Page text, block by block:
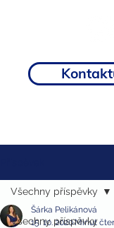
Všechny příspěvky
Všechny příspěvky
Šárka Pelikánová
15. 10. 2020Minut